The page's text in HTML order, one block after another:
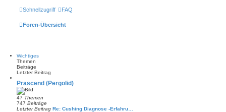
Schnellzugriff FAQ
Foren-Übersicht
Wichtiges
Themen
Beiträge
Letzter Beitrag
Prascend (Pergolid)
47 Themen
747 Beiträge
Letzter Beitrag Re: Cushing Diagnose -Erfahru…